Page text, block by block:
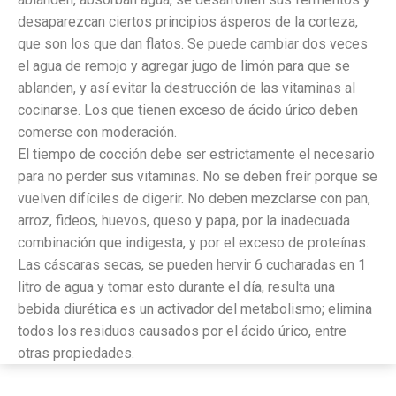
desaparezcan ciertos principios ásperos de la corteza,
que son los que dan flatos. Se puede cambiar dos veces
el agua de remojo y agregar jugo de limón para que se
ablanden, y así evitar la destrucción de las vitaminas al
cocinarse. Los que tienen exceso de ácido úrico deben
comerse con moderación.
El tiempo de cocción debe ser estrictamente el necesario
para no perder sus vitaminas. No se deben freír porque se
vuelven difíciles de digerir. No deben mezclarse con pan,
arroz, fideos, huevos, queso y papa, por la inadecuada
combinación que indigesta, y por el exceso de proteínas.
Las cáscaras secas, se pueden hervir 6 cucharadas en 1
litro de agua y tomar esto durante el día, resulta una
bebida diurética es un activador del metabolismo; elimina
todos los residuos causados por el ácido úrico, entre
otras propiedades.